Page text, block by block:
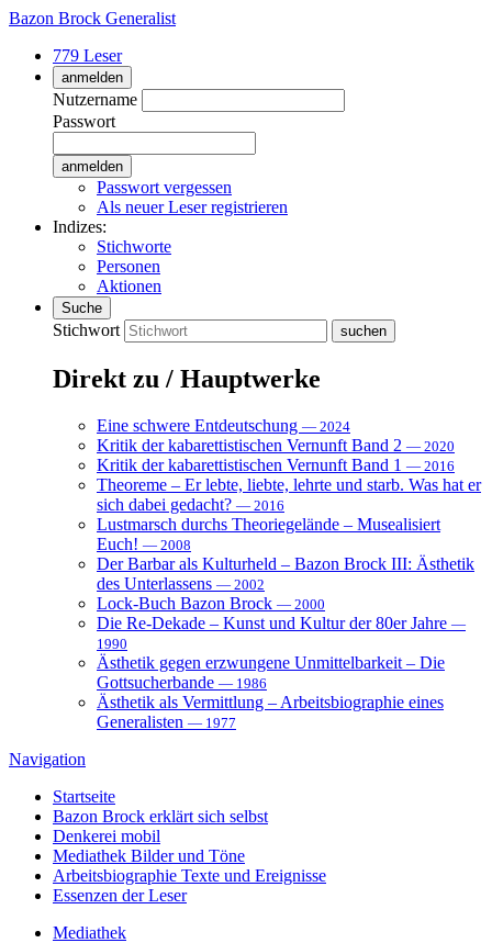
Bazon Brock Generalist
779 Leser
anmelden
Nutzername
Passwort
Passwort vergessen
Als neuer Leser registrieren
Indizes:
Stichworte
Personen
Aktionen
Suche
Stichwort
Direkt zu / Hauptwerke
Eine schwere Entdeutschung — 2024
Kritik der kabarettistischen Vernunft Band 2 — 2020
Kritik der kabarettistischen Vernunft Band 1 — 2016
Theoreme – Er lebte, liebte, lehrte und starb. Was hat er
sich dabei gedacht? — 2016
Lustmarsch durchs Theoriegelände – Musealisiert
Euch! — 2008
Der Barbar als Kulturheld – Bazon Brock III: Ästhetik
des Unterlassens — 2002
Lock-Buch Bazon Brock — 2000
Die Re-Dekade – Kunst und Kultur der 80er Jahre —
1990
Ästhetik gegen erzwungene Unmittelbarkeit – Die
Gottsucherbande — 1986
Ästhetik als Vermittlung – Arbeitsbiographie eines
Generalisten — 1977
Navigation
Startseite
Bazon Brock erklärt sich selbst
Denkerei mobil
Mediathek Bilder und Töne
Arbeitsbiographie Texte und Ereignisse
Essenzen der Leser
Mediathek